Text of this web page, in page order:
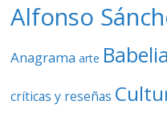
Alfonso
Anagrama arte Babelia
críticas y reseñas